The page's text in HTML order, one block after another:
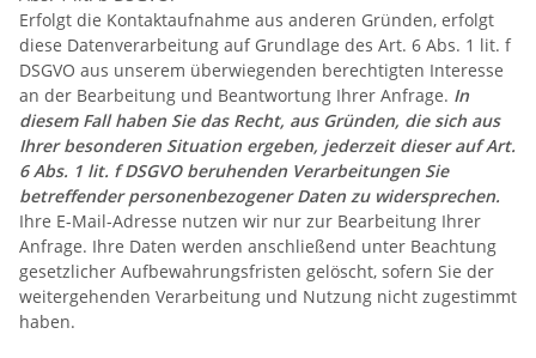
Erfolgt die Kontaktaufnahme aus anderen Gründen, erfolgt
diese Datenverarbeitung auf Grundlage des Art. 6 Abs. 1 lit. f
DSGVO aus unserem überwiegenden berechtigten Interesse
an der Bearbeitung und Beantwortung Ihrer Anfrage. In
diesem Fall haben Sie das Recht, aus Gründen, die sich aus
Ihrer besonderen Situation ergeben, jederzeit dieser auf Art.
6 Abs. 1 lit. f DSGVO beruhenden Verarbeitungen Sie
betreffender personenbezogener Daten zu widersprechen.
Ihre E-Mail-Adresse nutzen wir nur zur Bearbeitung Ihrer
Anfrage. Ihre Daten werden anschließend unter Beachtung
gesetzlicher Aufbewahrungsfristen gelöscht, sofern Sie der
weitergehenden Verarbeitung und Nutzung nicht zugestimmt
haben.